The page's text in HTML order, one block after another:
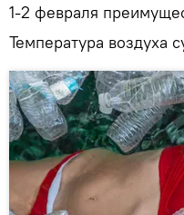
1-2 февраля
Температура воздуха